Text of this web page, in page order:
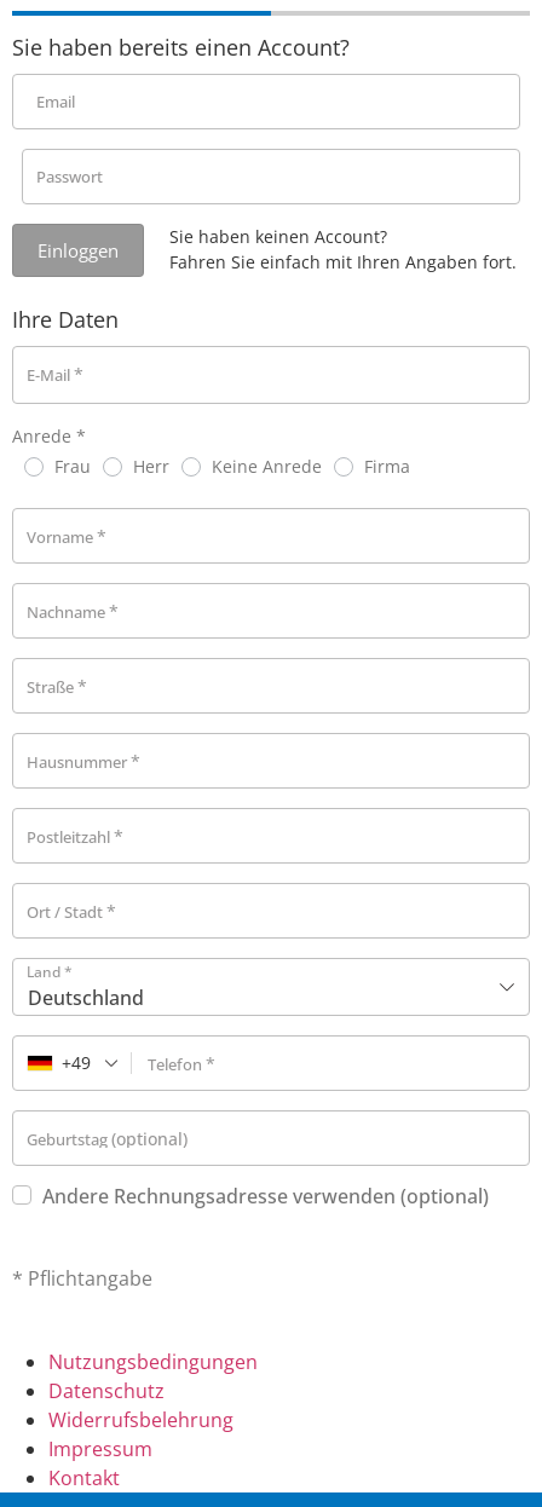
Sie haben bereits einen Account?
Email
Passwort
Sie haben keinen Account?
Fahren Sie einfach mit Ihren Angaben fort.
Ihre Daten
E-Mail*
Anrede *
Frau
Herr Keine Anrede Firma
Vorname*
Nachname*
Straße*
Hausnummer*
Postleitzahl*
Ort / Stadt*
Land*
Deutschland
Telefon *
+49
Geburtstag(optional)
Andere Rechnungsadresse verwenden (optional)
* Pflichtangabe
Nutzungsbedingungen
Datenschutz
Widerrufsbelehrung
Impressum
Kontakt